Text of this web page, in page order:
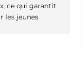
ce qui garantit
les jeunes